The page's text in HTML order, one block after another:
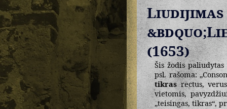
(1653)
Šis žodis
psl. rašoma:
tikrasrectus,
vietomis,
„teisingas, tikras“,